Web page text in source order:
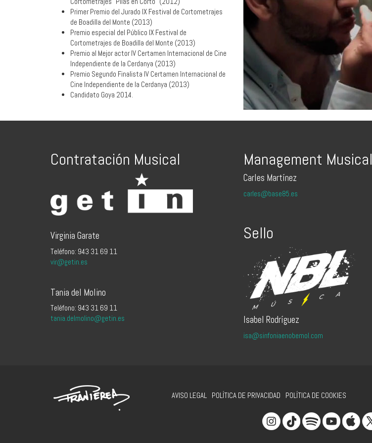
Primer Premio del Jurado IX Festival de Cortometrajes
de Boadilla del Monte (2013)
Premio especial del Público IX Festival de
Cortometrajes de Boadilla del Monte (2013)
Premio al Mejor actor IV Certamen Internacional de Cine
Independiente de la Cerdanya (2013)
Premio Segundo Finalista IV Certamen Internacional de
Cine Independiente de la Cerdanya (2013)
Candidato Goya 2014.
Contratación Musical
Virginia Garate
Teléfono: 943 31 69 11
vir@getin.es
Tania del Molino
Teléfono: 943 31 69 11
tania.delmolino@getin.es
Management Musical
Carles Martínez
carles@base85.es
Sello
Isabel Rodríguez
isa@sinfoniaenobemol.com
AVISO LEGAL POLÍTICA DE PRIVACIDAD POLÍTICA DE COOKIES